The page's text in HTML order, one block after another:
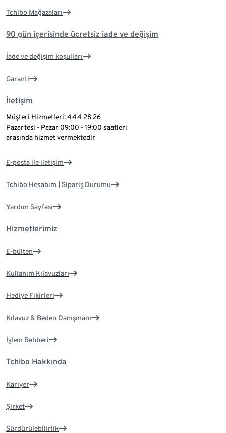
Tchibo Mağazaları
90 gün içerisinde ücretsiz iade ve değişim
İade ve değişim koşulları
Garanti
İletişim
Müşteri Hizmetleri: 444 28 26
Pazartesi - Pazar 09:00 - 19:00 saatleri
arasında hizmet vermektedir
E-posta ile iletişim
Tchibo Hesabım | Sipariş Durumu
Yardım Sayfası
Hizmetlerimiz
E-bülten
Kullanım Kılavuzları
Hediye Fikirleri
Kılavuz & Beden Danışmanı
İşlem Rehberi
Tchibo Hakkında
Kariyer
Şirket
Sürdürülebilirlik